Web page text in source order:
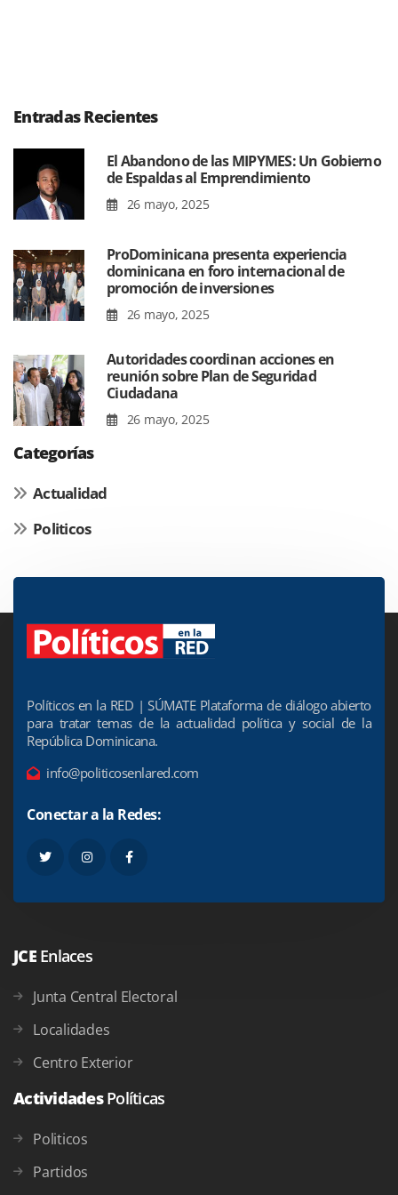
Entradas Recientes
El Abandono de las MIPYMES: Un Gobierno
de Espaldas al Emprendimiento
26 mayo, 2025
ProDominicana presenta experiencia
dominicana en foro internacional de
promoción de inversiones
26 mayo, 2025
Autoridades coordinan acciones en
reunión sobre Plan de Seguridad
Ciudadana
26 mayo, 2025
Categorías
Actualidad
Politicos
Políticos en la RED | SÚMATE Plataforma de diálogo abierto
para tratar temas de la actualidad política y social de la
República Dominicana.
info@politicosenlared.com
Conectar a la Redes:
JCE Enlaces
Junta Central Electoral
Localidades
Centro Exterior
ActividadesPolíticas
Politicos
Partidos